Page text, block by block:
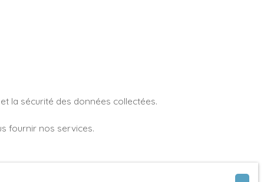
la sécurité des données collectées.
fournir nos services.